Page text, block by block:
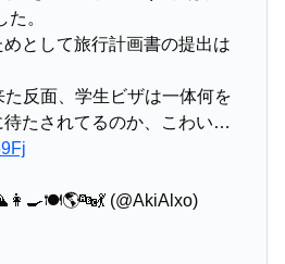
。
として旅行計画書の提出は
反面、学生ビザは一体何を
待たされてるのか、こわい…
(@AkiAlxo)